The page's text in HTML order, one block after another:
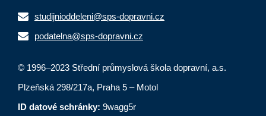
studijnioddeleni@sps-dopravni.cz
podatelna@sps-dopravni.cz
© 1996–2023 Střední průmyslová škola dopravní, a.s.
Plzeňská 298/217a, Praha 5 – Motol
ID datové schránky: 9wagg5r